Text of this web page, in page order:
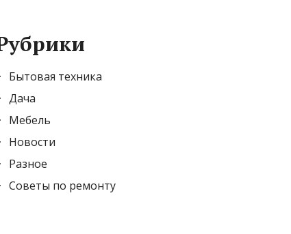
Бытовая техника
Дача
Мебель
Новости
Разное
Советы по ремонту